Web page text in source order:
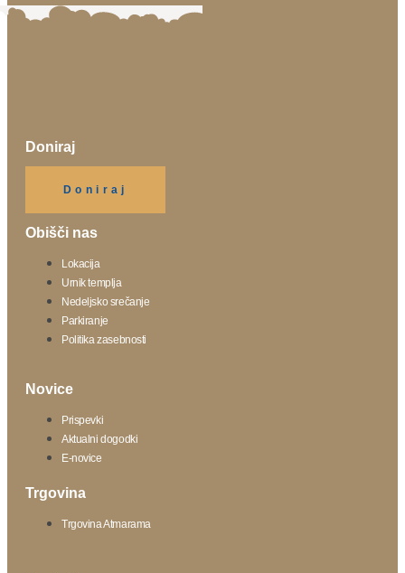
Doniraj
Doniraj
Obišči nas
Lokacija
Urnik templja
Nedeljsko srečanje
Parkiranje
Politika zasebnosti
Novice
Prispevki
Aktualni dogodki
E-novice
Trgovina
Trgovina Atmarama